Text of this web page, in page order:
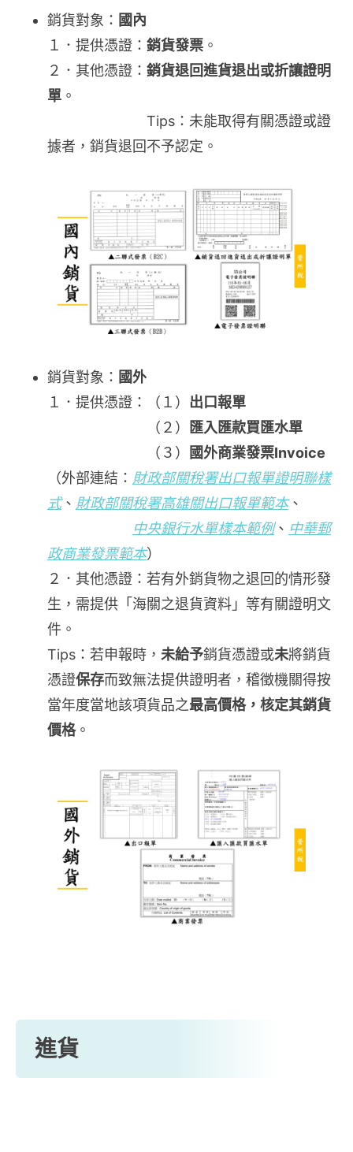
銷貨對象： 國內
１．提供憑證： 銷貨發票 。
２．其他憑證： 銷貨退回進貨退出或折讓證明
單 。
Tips：未能取得有關憑證或證
據者，銷貨退回不予認定。
銷貨對象： 國外
１．提供憑證：（１） 出口報單
（２）
匯入匯款買匯水單
（３）
國外商業發票Invoice
（外部連結： 財政部關稅署出口報單證明聯樣
式、 財政部關稅署高雄關出口報單範本、
中央銀行水單樣本範例、 中華郵
政商業發票範本）
２．其他憑證：若有外銷貨物之退回的情形發
生，需提供「海關之退貨資料」等有關證明文
件。
Tips：若申報時， 未給予銷貨憑證或未將銷貨
憑證保存而致無法提供證明者，稽徵機關得按
當年度當地該項貨品之最高價格，核定其銷貨
價格。
進貨